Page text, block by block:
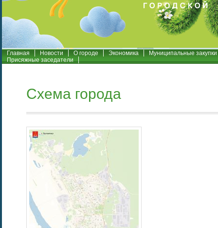
Главная Новости О городе Экономика
Муниципальные закупки
Присяжные заседатели
Схема города